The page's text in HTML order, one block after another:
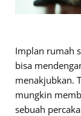
Implan rumah
bisa
menakjubkan.
mungkin
sebuah